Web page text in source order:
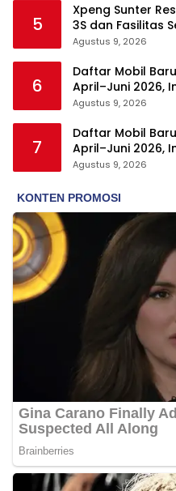
5
Xpeng Sunter
3S dan Fasilitas
Agustus 9, 2026
6
Daftar Mobil
April–Juni 2026,
Agustus 9, 2026
7
Daftar Mobil
April–Juni 2026,
Agustus 9, 2026